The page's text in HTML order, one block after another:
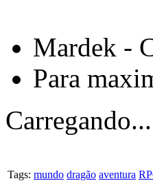
Mardek -
Para
Carregando...
Tags: mundo dragão aventura